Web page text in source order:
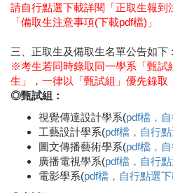
請自行點選下載詳閱「正取生報到
「備取生注意事項(下載pdf檔) 」
三、正取生及備取生名單公告如下 :
※考生若同時錄取同一學系「甄試
生」，一律以「甄試組」優先錄取
◎甄試組：
視覺傳達設計學系(pdf檔，
工藝設計學系(pdf檔，自行
圖文傳播藝術學系(pdf檔，
廣播電視學系(pdf檔，自行
電影學系(pdf檔，自行點選